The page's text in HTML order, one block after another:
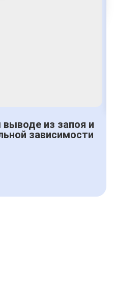
из запоя и
зависимости